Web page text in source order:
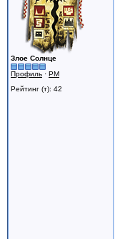
Злое Солнце
Профиль · PM
Рейтинг (т): 42